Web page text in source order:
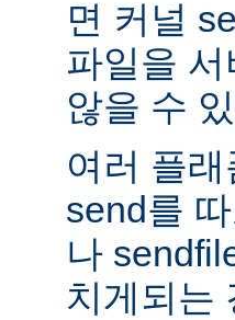
면 커널
파일을
않을 수
여러 플
send를
나
치게되는